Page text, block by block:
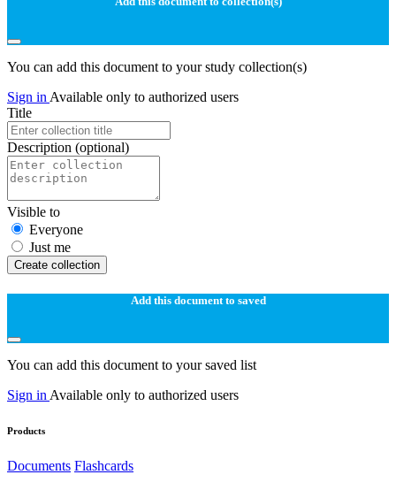
You can add this document to your study collection(s)
Sign in Available only to authorized users
Title
Description (optional)
Visible to
Everyone
Just me
Create collection
Add this document to saved
You can add this document to your saved list
Sign in Available only to authorized users
Products
Documents Flashcards